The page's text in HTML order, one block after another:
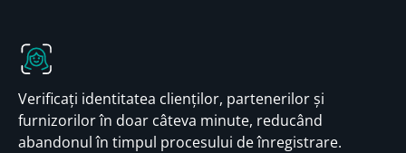
Verificați identitatea clienților, partenerilor și
furnizorilor în doar câteva minute, reducând
abandonul în timpul procesului de înregistrare.